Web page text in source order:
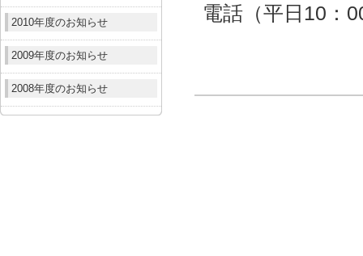
2010年度のお知らせ
2009年度のお知らせ
2008年度のお知らせ
電話（平日10：